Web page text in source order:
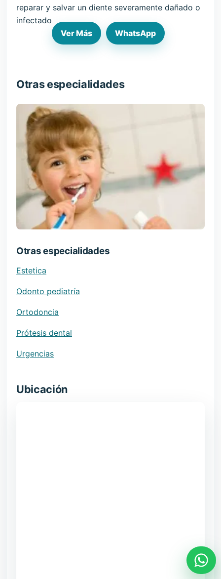
reparar y salvar un diente severamente dañado o
infectado
Ver Más
WhatsApp
Otras especialidades
Otras especialidades
Estetica
Odonto pediatría
Ortodoncia
Prótesis dental
Urgencias
Ubicación